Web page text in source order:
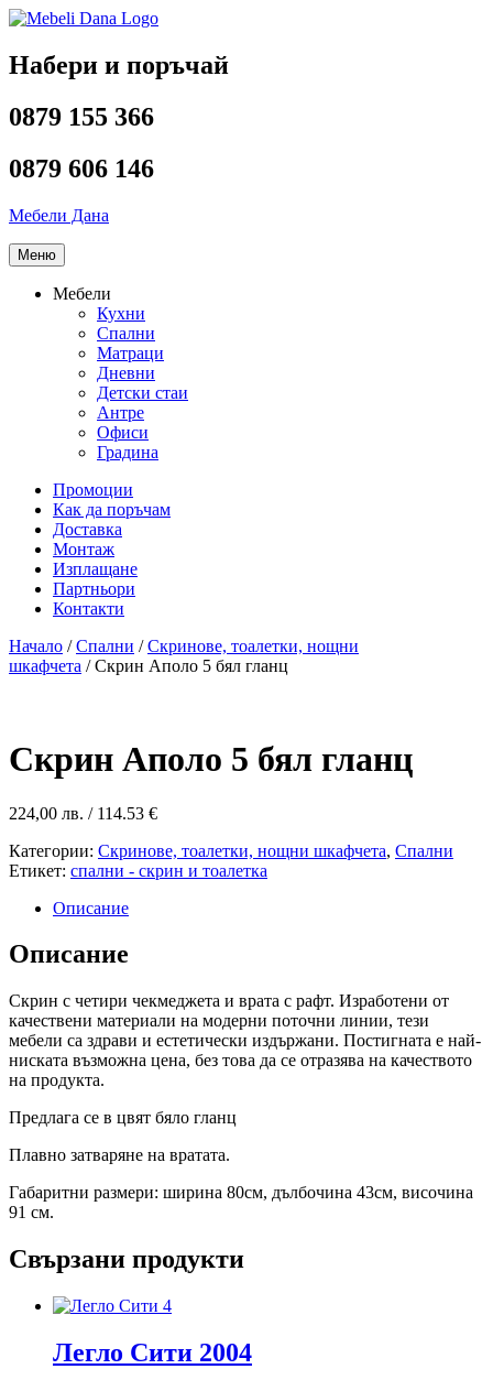
Напред
съдържанието
Набери и поръчай
0879 155 366
0879 606 146
Мебели Дана
Меню
Мебели
Кухни
Спални
Матраци
Дневни
Детски стаи
Антре
Офиси
Градина
Промоции
Как да поръчам
Доставка
Монтаж
Изплащане
Партньори
Контакти
Начало /Спални /Скринове, тоалетки, нощни
шкафчета / Скрин Аполо 5 бял гланц
Скрин Аполо 5 бял гланц
224,00 лв. / 114.53 €
Категории: Скринове, тоалетки, нощни шкафчета, Спални
Етикет: спални - скрин и тоалетка
Описание
Описание
Скрин с четири чекмеджета и врата с рафт. Изработени от
качествени материали на модерни поточни линии, тези
мебели са здрави и естетически издържани. Постигната е най-
ниската възможна цена, без това да се отразява на качеството
на продукта.
Предлага се в цвят бяло гланц
Плавно затваряне на вратата.
Габаритни размери: ширина 80см, дълбочина 43см, височина
91 см.
Свързани продукти
Легло Сити 2004